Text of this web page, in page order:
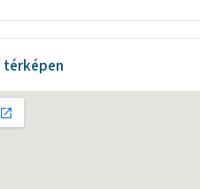
térképen